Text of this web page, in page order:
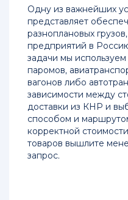
в
Москву
Перевозки
грузов
из
Китая
в
Иркутск
Перевозка
грузов
из
Одну из важнейших
представляет
разноплановых
предприятий в
задачи мы
паромов,
вагонов либо
зависимости между
доставки из КНР и
способом и
корректной
товаров вышлите
запрос.